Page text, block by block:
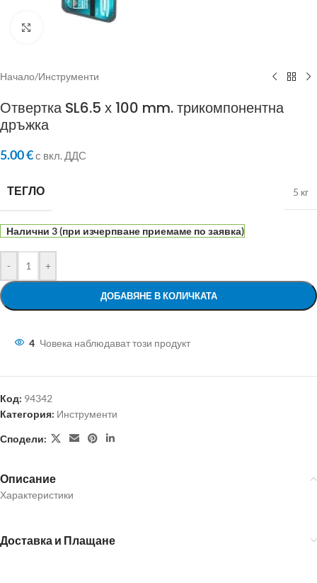
Click to enlarge
Начало/Инструменти
Отвертка SL6.5 х 100 mm. трикомпонентна
дръжка
5.00€с вкл. ДДС
ТЕГЛО 5 кг
Налични 3 (при изчерпване приемаме по заявка)
- +
ДОБАВЯНЕ В КОЛИЧКАТА
4 Човека наблюдават този продукт
Код: 94342
Категория: Инструменти
Сподели:
Описание
Характеристики
Доставка и Плащане